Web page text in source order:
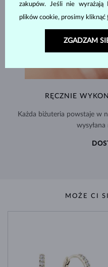
RĘCZNIE
Każda biżuteria powstaje w
wysyłana
MOŻE CI
zakupów. Jeśli nie
plików cookie, prosimy kliknąć
ZGADZAM